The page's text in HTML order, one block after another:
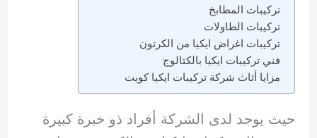
تركيبات المطابخ
تركيبات الطاولات
تركيبات اغراض ايكيا من الكرتون
فني تركيبات ايكيا بالكتالوج
مزايا أثاث شركة تركيبات ايكيا كويت
حيث يوجد لدى الشركة أفراد ذو خبرة كبيرة